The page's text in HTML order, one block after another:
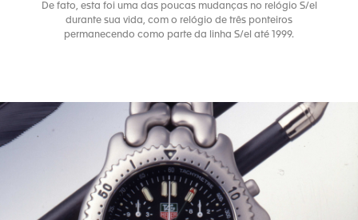
De fato, esta foi uma das poucas mudanças no relógio S/el
durante sua vida, com o relógio de três ponteiros
permanecendo como parte da linha S/el até 1999.